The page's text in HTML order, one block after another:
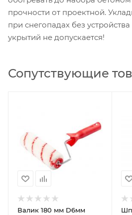
прочности от проектной.
при снегопадах без
укрытий не допускается!
Сопутствующие
Валик 180 мм D6мм